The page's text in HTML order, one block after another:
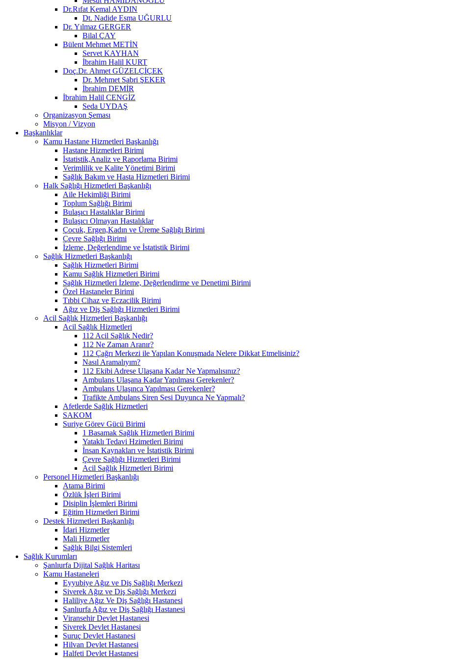
Dr.Rıfat Kemal AYDIN
Dt. Nadide Esma UĞURLU
Dr. Yılmaz GERGER
Bilal ÇAY
Bülent Mehmet METİN
Servet KAYHAN
İbrahim Halil KURT
Doç.Dr. Ahmet GÜZELÇİÇEK
Dr. Mehmet Sabri ŞEKER
İbrahim DEMİR
İbrahim Halil CENGİZ
Seda UYDAŞ
Organizasyon Şeması
Misyon / Vizyon
Başkanlıklar
Kamu Hastane Hizmetleri Başkanlığı
Hastane Hizmetleri Birimi
İstatistik,Analiz ve Raporlama Birimi
Verimlilik ve Kalite Yönetimi Birimi
Sağlık Bakım ve Hasta Hizmetleri Birimi
Halk Sağlığı Hizmetleri Başkanlığı
Aile Hekimliği Birimi
Toplum Sağlığı Birimi
Bulaşıcı Hastalıklar Birimi
Bulaşıcı Olmayan Hastalıklar
Çocuk, Ergen,Kadın ve Üreme Sağlığı Birimi
Çevre Sağlığı Birimi
İzleme, Değerlendime ve İstatistik Birimi
Sağlık Hizmetleri Başkanlığı
Sağlık Hizmetleri Birimi
Kamu Sağlık Hizmetleri Birimi
Sağlık Hizmetleri İzleme, Değerlendirme ve Denetimi Birimi
Özel Hastaneler Birimi
Tıbbi Cihaz ve Eczacilik Birimi
Ağız ve Diş Sağlığı Hizmetleri Birimi
Acil Sağlık Hizmetleri Başkanlığı
Acil Sağlık Hizmetleri
112 Acil Sağlık Nedir?
112 Ne Zaman Aranır?
112 Çağrı Merkezi ile Yapılan Konuşmada Nelere Dikkat Etmelisiniz?
Nasıl Aramalıyım?
112 Ekibi Adrese Ulaşana Kadar Ne Yapmalısınız?
Ambulans Ulaşana Kadar Yapılması Gerekenler?
Ambulans Ulaşınca Yapılması Gerekenler?
Trafikte Ambulans Siren Sesi Duyunca Ne Yapmalı?
Afetlerde Sağlık Hizmetleri
SAKOM
Suriye Görev Gücü Birimi
1 Basamak Sağlık Hizmetleri Birimi
Yataklı Tedavi Hzimetleri Birimi
İnsan Kaynakları ve İstatistik Birimi
Çevre Sağlığı Hizmetleri Birimi
Acil Sağlık Hizmetleri Birimi
Personel Hizmetleri Başkanlığı
Atama Birimi
Özlük İşleri Birimi
Disiplin İşlemleri Birimi
Eğitim Hizmetleri Birimi
Destek Hizmetleri Başkanlığı
İdari Hizmetler
Mali Hizmetler
Sağlık Bilgi Sistemleri
Sağlık Kurumları
Şanlıurfa Dijital Sağlık Haritası
Kamu Hastaneleri
Eyyubiye Ağız ve Diş Sağlığı Merkezi
Siverek Ağız ve Diş Sağlığı Merkezi
Haliliye Ağız Ve Diş Sağlığı Hastanesi
Şanlıurfa Ağız ve Diş Sağlığı Hastanesi
Viransehir Devlet Hastanesi
Siverek Devlet Hastanesi
Suruç Devlet Hastanesi
Hilvan Devlet Hastanesi
Halfeti Devlet Hastanesi